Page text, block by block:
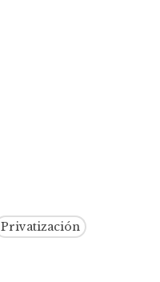
Privatización